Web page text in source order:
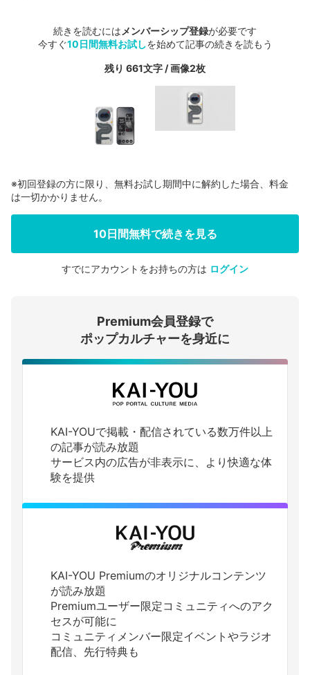
続きを読むには メンバーシップ登録が必要です
今すぐ10日間無料お試しを始めて記事の続きを読もう
残り 661文字 / 画像2枚
会員登録する
ログインする
※初回登録の方に限り、無料お試し期間中に解約した場合、料金
は一切かかりません。
10日間無料で続きを見る
すでにアカウントをお持ちの方は ログイン
Premium会員登録で
ポップカルチャーを身近に
KAI-YOUで掲載・配信されている数万件以上
の記事が読み放題
サービス内の広告が非表示に、より快適な体
験を提供
KAI-YOU Premiumのオリジナルコンテンツ
が読み放題
Premiumユーザー限定コミュニティへのアク
セスが可能に
コミュニティメンバー限定イベントやラジオ
配信、先行特典も